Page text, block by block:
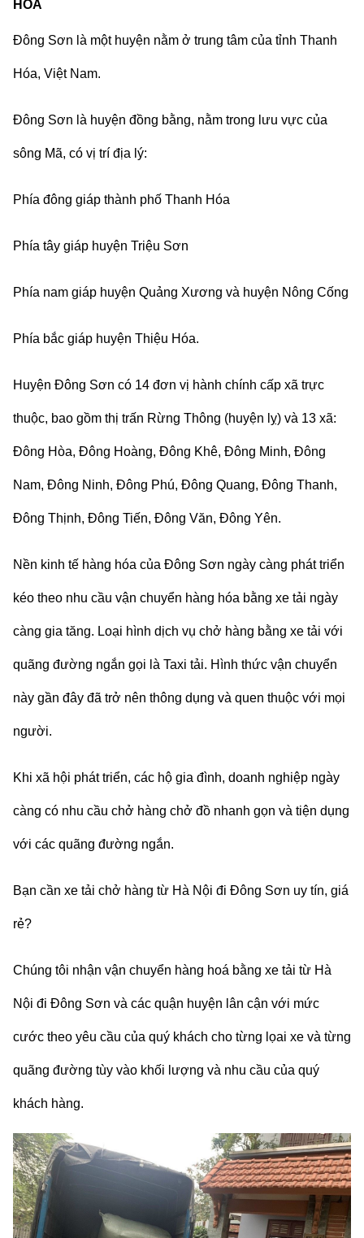
HOÁ
Đông Sơn là một huyện nằm ở trung tâm của tỉnh Thanh
Hóa, Việt Nam.
Đông Sơn là huyện đồng bằng, nằm trong lưu vực của
sông Mã, có vị trí địa lý:
Phía đông giáp thành phố Thanh Hóa
Phía tây giáp huyện Triệu Sơn
Phía nam giáp huyện Quảng Xương và huyện Nông Cống
Phía bắc giáp huyện Thiệu Hóa.
Huyện Đông Sơn có 14 đơn vị hành chính cấp xã trực
thuộc, bao gồm thị trấn Rừng Thông (huyện lỵ) và 13 xã:
Đông Hòa, Đông Hoàng, Đông Khê, Đông Minh, Đông
Nam, Đông Ninh, Đông Phú, Đông Quang, Đông Thanh,
Đông Thịnh, Đông Tiến, Đông Văn, Đông Yên.
Nền kinh tế hàng hóa của Đông Sơn ngày càng phát triển
kéo theo nhu cầu vận chuyển hàng hóa bằng xe tải ngày
càng gia tăng. Loại hình dịch vụ chở hàng bằng xe tải với
quãng đường ngắn gọi là Taxi tải. Hình thức vận chuyển
này gần đây đã trở nên thông dụng và quen thuộc với mọi
người.
Khi xã hội phát triển, các hộ gia đình, doanh nghiệp ngày
càng có nhu cầu chở hàng chở đồ nhanh gọn và tiện dụng
với các quãng đường ngắn.
Bạn cần xe tải chở hàng từ Hà Nội đi Đông Sơn uy tín, giá
rẻ?
Chúng tôi nhận vận chuyển hàng hoá bằng xe tải từ Hà
Nội đi Đông Sơn và các quận huyện lân cận với mức
cước theo yêu cầu của quý khách cho từng lọai xe và từng
quãng đường tùy vào khối lượng và nhu cầu của quý
khách hàng.